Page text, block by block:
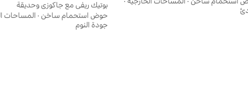
بوتيك ريفي مع جاكوزي وحديقة
حوض استحمام ساخن · المساحات
جودة النوم